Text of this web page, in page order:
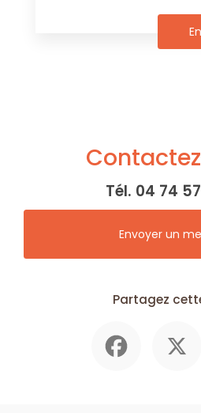
Tél. 04 74
Envoyer un
Partagez